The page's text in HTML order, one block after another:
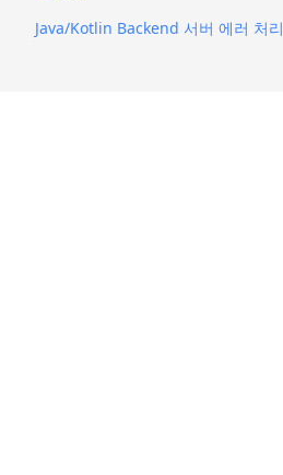
Java/Kotlin Backend 서버 에러 처리